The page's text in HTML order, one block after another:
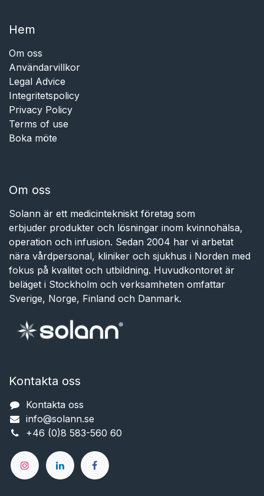
Hem​​
Om oss
Användarvillkor
Legal Advice
Integritetspolicy
Privacy Policy
Terms of use
Boka möte
Om oss
Solann är ett medicintekniskt företag som
erbjuder produkter och lösningar inom kvinnohälsa,
operation och infusion. Sedan 2004 har vi arbetat
nära vårdpersonal, kliniker och sjukhus i Norden med
fokus på kvalitet och utbildning. Huvudkontoret är
beläget i Stockholm och verksamheten omfattar
Sverige, Norge, Finland och Danmark.
Kontakta oss
Kontakta oss
info@solann.se​​​​​​
+46 (0)8 583-560 60